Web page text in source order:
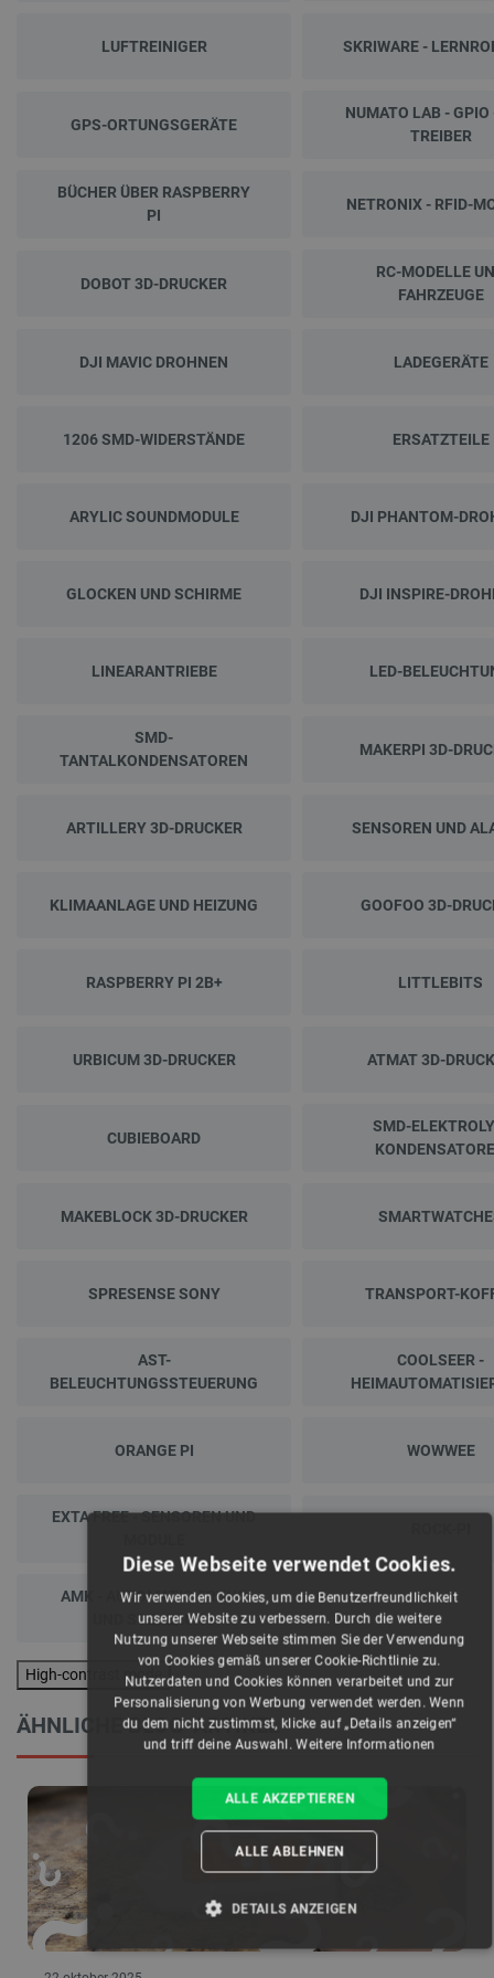
LUFTREINIGER SKRIWARE -
GPS-ORTUNGSGERÄTE
NUMATO LAB - GPIO
TREIBER
BÜCHER ÜBER RASPBERRY
PI
NETRONIX - RFID-
DOBOT 3D-DRUCKER
RC-MODELLE
FAHRZEUGE
DJI MAVIC DROHNEN LADEGERÄTE
1206 SMD-WIDERSTÄNDE ERSATZTEILE
ARYLIC SOUNDMODULE DJI PHANTOM-
GLOCKEN UND SCHIRME DJI INSPIRE-
LINEARANTRIEBE LED-
SMD-
TANTALKONDENSATOREN
MAKERPI 3D-
ARTILLERY 3D-DRUCKER SENSOREN UND
KLIMAANLAGE UND HEIZUNG GOOFOO 3D-
RASPBERRY PI 2B+ LITTLEBITS
URBICUM 3D-DRUCKER ATMAT 3D-
CUBIEBOARD
SMD-
MAKEBLOCK 3D-DRUCKER
SPRESENSE SONY TRANSPORT-
AST-
BELEUCHTUNGSSTEUERUNG
COOLSEER -
ORANGE PI WOWWEE
EXTA FREE - SENSOREN UND
AMK - AUTOMATISIERUNG
UND STEUERUNG
High-contrast mode
ÄHNLICHE BLOG-ARTIKEL
Diese Webseite verwendet Cookies.
Wir verwenden Cookies, um die Benutzerfreundlichkeit
unserer Website zu verbessern. Durch die weitere
Nutzung unserer Webseite stimmen Sie der Verwendung
von Cookies gemäß unserer Cookie-Richtlinie zu.
Nutzerdaten und Cookies können verarbeitet und zur
Personalisierung von Werbung verwendet werden. Wenn
du dem nicht zustimmst, klicke auf „Details anzeigen“
und triff deine Auswahl.Weitere Informationen
ALLE AKZEPTIEREN
ALLE ABLEHNEN
DETAILS ANZEIGEN